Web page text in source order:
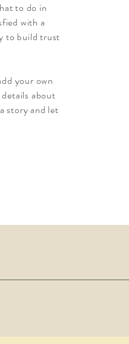
to do in
with a
to build trust
your own
about
story and let